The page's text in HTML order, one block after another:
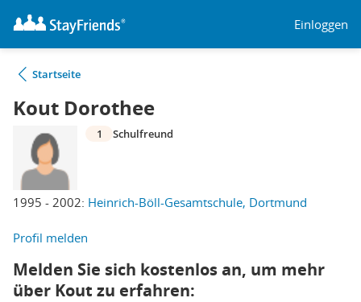
Einloggen
Startseite
Kout Dorothee
1995 - 2002: Heinrich-Böll-Gesamtschule, Dortmund
1 Schulfreund
Profil melden
Melden Sie sich kostenlos an, um mehr
über Kout zu erfahren: